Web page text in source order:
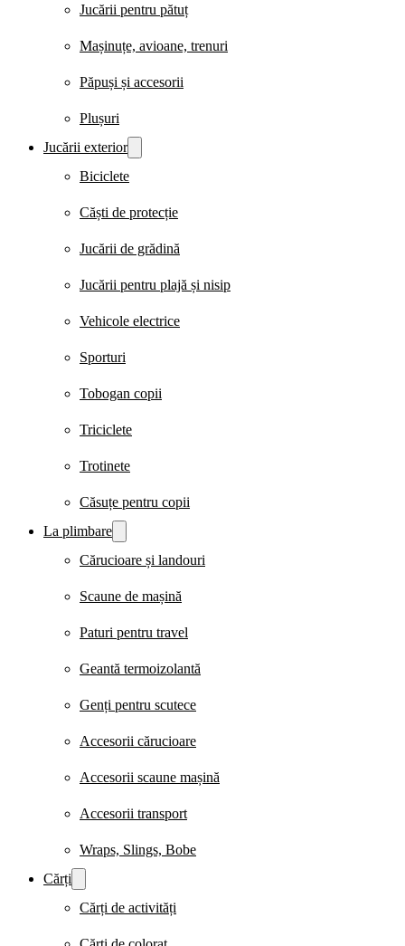
Jucării pentru pătuț
Mașinuțe, avioane, trenuri
Păpuși și accesorii
Plușuri
Jucării exterior
Biciclete
Căști de protecție
Jucării de grădină
Jucării pentru plajă și nisip
Vehicole electrice
Sporturi
Tobogan copii
Triciclete
Trotinete
Căsuțe pentru copii
La plimbare
Cărucioare și landouri
Scaune de mașină
Paturi pentru travel
Geantă termoizolantă
Genți pentru scutece
Accesorii cărucioare
Accesorii scaune mașină
Accesorii transport
Wraps, Slings, Bobe
Cărți
Cărți de activități